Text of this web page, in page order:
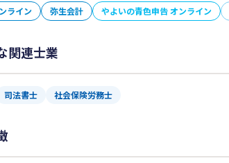
ライン 弥生会計 やよいの青色申告 オンライン
関連士業
司法書士 社会保険労務士